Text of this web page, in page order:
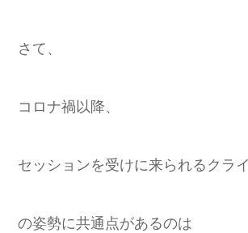
さて、
コロナ禍以降、
セッションを受けに来られるクラ
の姿勢に共通点があるのは